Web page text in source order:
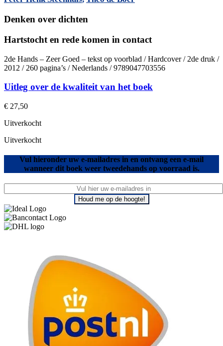
Denken over dichten
Hartstocht en rede komen in contact
2de Hands – Zeer Goed – tekst op voorblad / Hardcover / 2de druk /
2012 / 260 pagina’s / Nederlands / 9789047703556
Uitleg over de kwaliteit van het boek
€ 27,50
Uitverkocht
Uitverkocht
Vul hieronder uw e-mailadres in en ontvang een e-mail
wanneer dit boek weer tweedehands op voorraad is.
Houd me op de hoogte!